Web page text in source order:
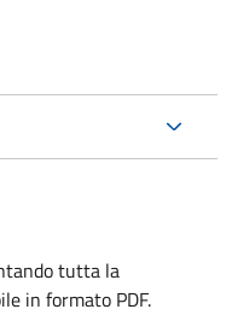
tutta la
in formato PDF.